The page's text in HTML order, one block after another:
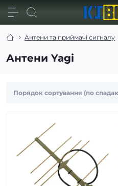
Антени та приймачі сигналу
Антени Yagi